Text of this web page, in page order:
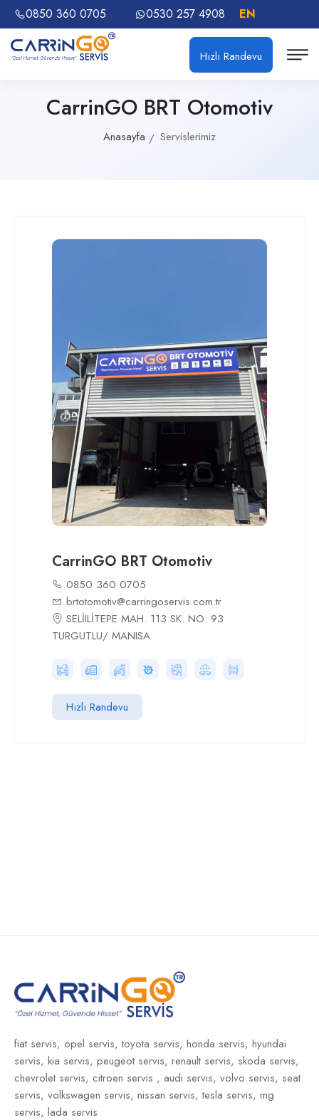
0850 360 0705 0530 257 4908 EN
Hızlı Randevu
CarrinGO BRT Otomotiv
Anasayfa Servislerimiz
CarrinGO BRT Otomotiv
0850 360 0705
brtotomotiv@carringoservis.com.tr
SELİILİTEPE MAH. 113 SK. NO: 93
TURGUTLU/ MANISA
Hızlı Randevu
fiat servis, opel servis,toyota servis, honda servis, hyundai
servis, kia servis, peugeot servis, renault servis, skoda servis,
chevrolet servis, citroen servis , audi servis, volvo servis, seat
servis, volkswagen servis, nissan servis,tesla servis, mg
servis, lada servis